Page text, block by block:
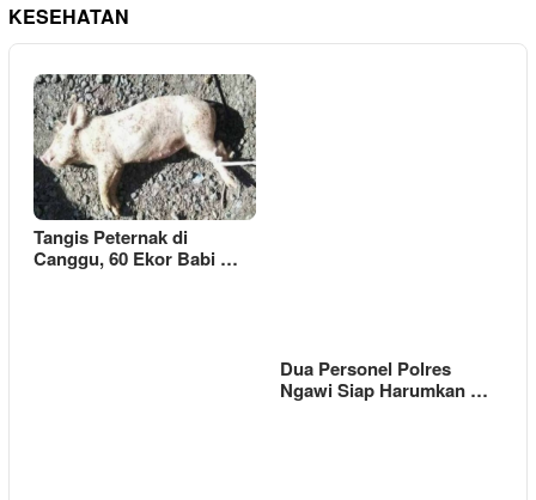
KESEHATAN
Tangis Peternak di
Canggu, 60 Ekor Babi …
Dua Personel Polres
Ngawi Siap Harumkan …